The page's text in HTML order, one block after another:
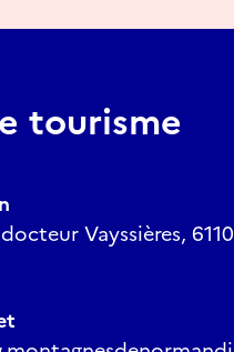
tourisme
Vayssières,